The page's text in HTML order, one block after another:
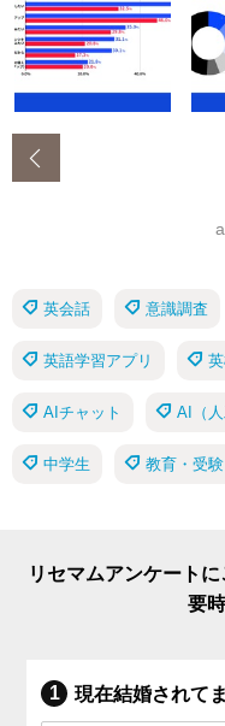
英会話 意識調査
英語学習アプリ
AIチャット AI（人
中学生 教育・受
リセマムアンケート
要
現在結婚されて